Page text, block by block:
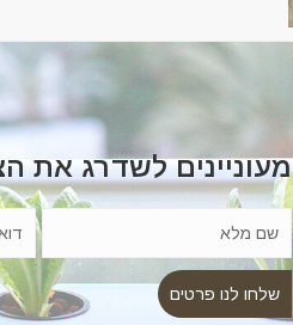
מעוניינים לשדרג את